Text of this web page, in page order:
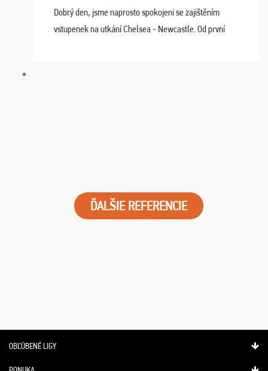
Dobrý den, jsme naprosto spokojeni se zajištěním
vstupenek na utkání Chelsea - Newcastle. Od první
ĎALŠIE REFERENCIE
OBĽÚBENÉ LIGY